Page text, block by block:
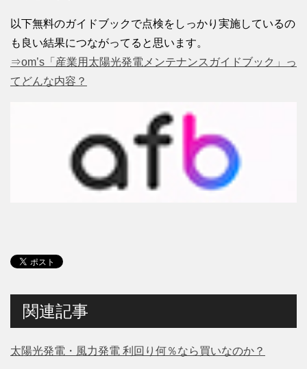
以下無料のガイドブックで点検をしっかり実施しているの
も良い結果につながってると思います。
⇒om’s「産業用太陽光発電メンテナンスガイドブック」っ
てどんな内容？
関連記事
太陽光発電・風力発電 利回り何％なら買いなのか？